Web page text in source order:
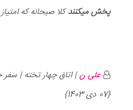
پخش میکنندکلا صبحانه که
علی ن| اتاق چهار تخته | سفر
{07 دی 1403}